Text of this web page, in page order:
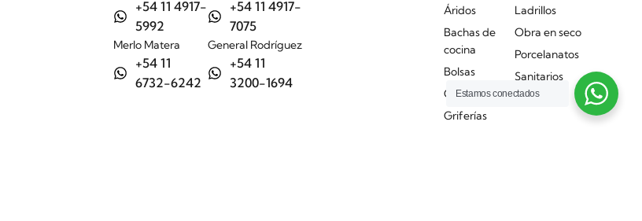
+54 11 4917-
5992
Merlo Matera
+54 11
6732-6242
+54 11 4917-
7075
General Rodríguez
+54 11
3200-1694
Áridos
Bachas de
cocina
Bolsas
Cerámicos
Griferías
Ladrillos
Obra en seco
Porcelanatos
Sanitarios
Techos
Estamos conectados